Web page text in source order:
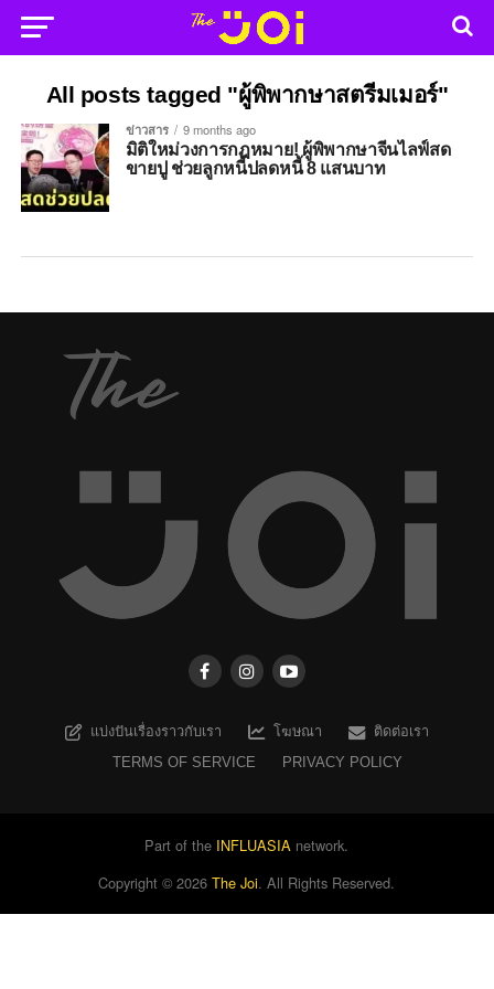
All posts tagged "ผู้พิพากษาสตรีมเมอร์"
ข่าวสาร 9 months ago
มิติใหม่วงการกฎหมาย! ผู้พิพากษาจีนไลฟ์สด
ขายปู ช่วยลูกหนี้ปลดหนี้ 8 แสนบาท
แบ่งปันเรื่องราวกับเรา โฆษณา
ติดต่อเรา
TERMS OF SERVICE
PRIVACY POLICY
Part of the INFLUASIA network.
Copyright ©2026 The Joi. All Rights Reserved.